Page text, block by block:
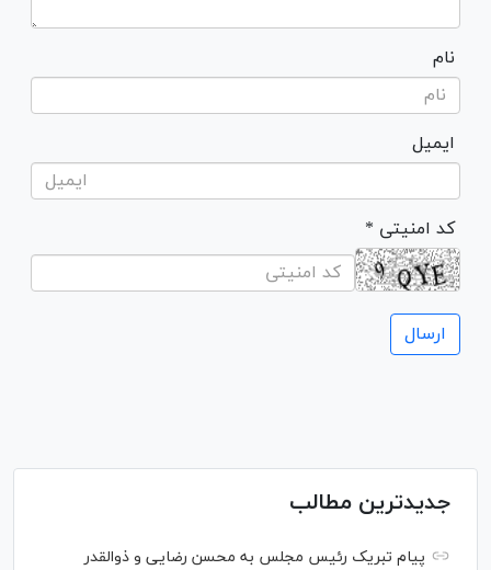
نام
ایمیل
* کد امنیتی
جدیدترین مطالب
پیام تبریک رئیس مجلس به محسن رضایی و ذوالقدر